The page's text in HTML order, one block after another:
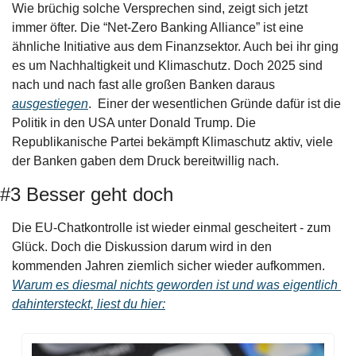
Wie brüchig solche Versprechen sind, zeigt sich jetzt
immer öfter. Die “Net-Zero Banking Alliance” ist eine
ähnliche Initiative aus dem Finanzsektor. Auch bei ihr ging
es um Nachhaltigkeit und Klimaschutz. Doch 2025 sind
ausgestiegen.  Einer der wesentlichen Gründe dafür ist die
Politik in den USA unter Donald Trump. Die
Republikanische Partei bekämpft Klimaschutz aktiv, viele
der Banken gaben dem Druck bereitwillig nach.
#3 Besser geht doch
Die EU-Chatkontrolle ist wieder einmal gescheitert - zum
Glück. Doch die Diskussion darum wird in den
Warum es diesmal nichts geworden ist und was eigentlich
dahintersteckt, liest du hier: